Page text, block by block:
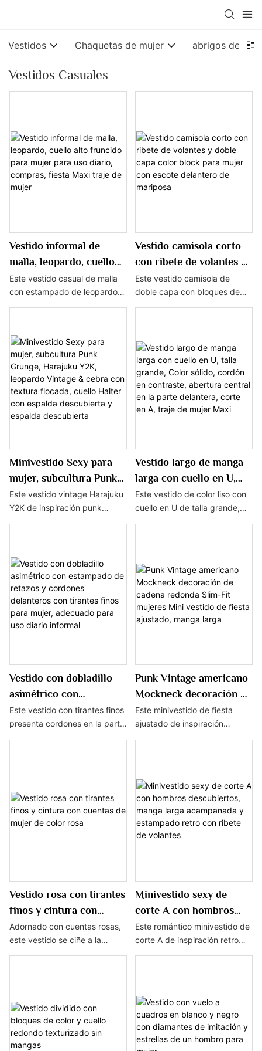
Vestidos Chaquetas de mujer abrigos de
Vestidos Casuales
Vestido informal de
malla, leopardo, cuello
alto fruncido para mujer
para uso diario,
compras, fiesta Maxi
Este vestido casual de malla
con estampado de leopardo
para mujer con cuello alto
mostrando moda y elegancia.
Vestido camisola corto
con ribete de volantes y
doble capa color block
para mujer con escote
delantero de mariposa
Este vestido camisola de
doble capa con bloques de
color para mujer presenta un
mariposa, que muestra
dulzura y moda.
Minivestido Sexy para
mujer, subcultura Punk
Grunge, Harajuku Y2K,
leopardo Vintage &
cebra con textura
con espalda descubierta
y espalda descubierta
Este vestido vintage Harajuku
Y2K de inspiración punk
un cuello halter y un diseño sin
espalda, lo que lo convierte en
un minivestido sexy que
muestra individualidad y
moda.
Vestido largo de manga
larga con cuello en U,
talla grande, Color
sólido, cordón en
contraste, abertura
traje de mujer Maxi
Este vestido de color liso con
cuello en U de talla grande,
mangas largas y es un
conjunto largo para mujer que
combina elegancia con
comodidad.
Vestido con dobladillo
asimétrico con
estampado de retazos y
cordones delanteros con
tirantes finos para
Este vestido con tirantes finos
presenta cordones en la parte
delantera, patchwork
diseñado para mujeres que
buscan moda e individualidad.
Punk Vintage americano
Mockneck decoración de
cadena redonda Slim-Fit
mujeres Mini vestido de
fiesta ajustado, manga
Este minivestido de fiesta
ajustado de inspiración
vintage punk combina a la
elementos de moda
modernos. Con un exclusivo
escote redondo adornado con
exquisitas decoraciones de
cadenas, añade un toque de
también proporciona una
experiencia cálida y cómoda.
El diseño ajustado abraza el
cuerpo, acentuando las
curvas de la mujer, lo que lo
mostrando un encanto único
sin esfuerzo.
Vestido rosa con tirantes
finos y cintura con
cuentas de mujer de
color rosa
Adornado con cuentas rosas,
este vestido se ciñe a la
cintura para acentuar las
exquisitos detalles y su
elegante aura cautivan a toda
mujer.
Minivestido sexy de
corte A con hombros
descubiertos, manga
larga acampanada y
estampado retro con
Este romántico minivestido de
corte A de inspiración retro
presenta mangas largas
dobladillo adornado con
volantes ligeros,
complementado con
estampados únicos que
añaden un toque artístico.